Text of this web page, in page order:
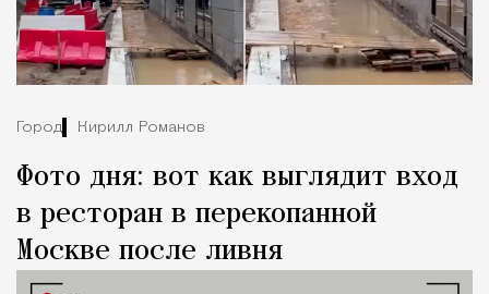
Город Кирилл Романов
Фото дня: вот как выглядит вход
в ресторан в перекопанной
Москве после ливня